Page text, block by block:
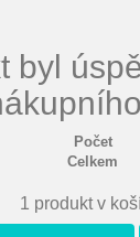
byl
Počet
Celkem
1 produkt v